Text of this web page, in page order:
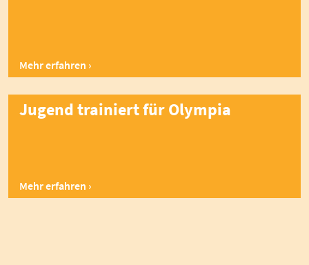
Mehr erfahren
Jugend trainiert für Olympia
Mehr erfahren